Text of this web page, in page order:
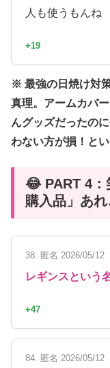
人も使うもんね
+19
※ 最強の日焼け対
真理。アームカバ
んグッズだったの
わない方が損！と
😂 PART 4：
購入品」あ
38. 匿名 2026/05/12
レギンスという
+47
84. 匿名 2026/05/12